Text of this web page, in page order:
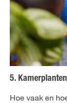
5.
Hoe vaak en